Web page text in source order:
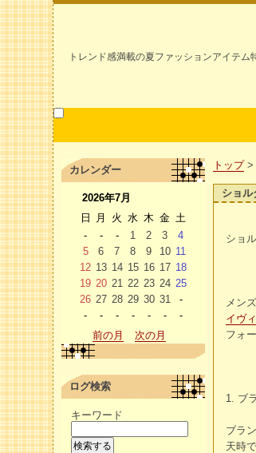
トレンド感満載の夏ファッションアイテ
トップ
ショ
ショ
メン
イヴ
フォ
1. ブ
ブラ
天時
カレンダー
2026年7月
日
月 火 水 木 金 土
-
- - 1 2 3
4
5
6 7 8 9 10 11
12 13 14 15 16 17 18
19 20 21 22 23 24 25
26 27 28 29 30 31
-
-
- - - - -
-
前の月
次の月
ログ検索
キーワード